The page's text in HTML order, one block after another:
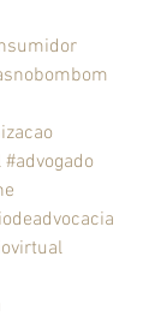
#advogado